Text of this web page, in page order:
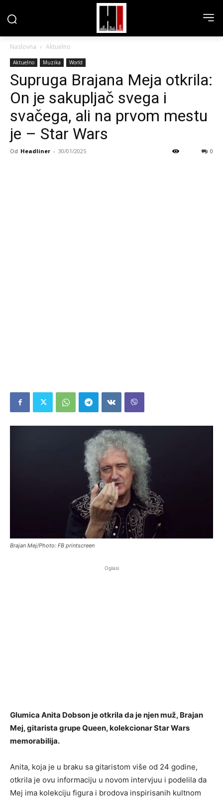
Naslovna Aktuelno
Aktuelno Muzika World
Supruga Brajana Meja otkrila:
On je sakupljač svega i
svačega, ali na prvom mestu
je – Star Wars
Od Headliner - 30/01/2025 0
Brajan Mej/Photo: FB printscreen
Oglasi
Glumica Anita Dobson je otkrila da je njen muž, Brajan
Mej, gitarista grupe Queen, kolekcionar Star Wars
memorabilija.
Anita, koja je u braku sa gitaristom više od 24 godine,
otkrila je ovu informaciju u novom intervjuu i podelila da
Mej ima kolekciju figura i brodova inspirisanih kultnom